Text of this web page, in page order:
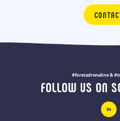
#foretadrenaline &
FOLLOW US ON